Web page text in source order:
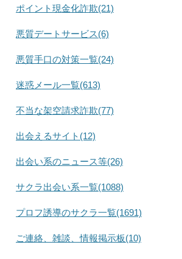
ポイント現金化詐欺(21)
悪質デートサービス(6)
悪質手口の対策一覧(24)
迷惑メール一覧(613)
不当な架空請求詐欺(77)
出会えるサイト(12)
出会い系のニュース等(26)
サクラ出会い系一覧(1088)
プロフ誘導のサクラ一覧(1691)
ご連絡、雑談、情報掲示板(10)